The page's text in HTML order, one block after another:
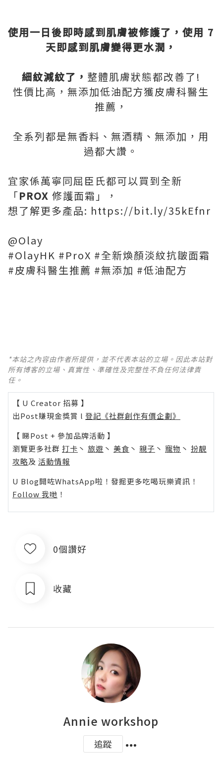
使用一日後即時感到肌膚被修護了，使用 7
天即感到肌膚變得更水潤，
細紋減紋了， 整體肌膚狀態都改善了!
性價比高，無添加低油配方獲皮膚科醫生
推薦，
全系列都是無香料、無酒精、無添加，用
過都大讚。
宜家係萬寧同屈臣氏都可以買到全新
「PROX 修護面霜」，
想了解更多產品: https://bit.ly/35kEfnr
@Olay
#OlayHK #ProX #全新煥顏淡紋抗皺面霜
#皮膚科醫生推薦 #無添加 #低油配方
*本站之內容由作者所提供，並不代表本站的立場。因此本站對
所有博客的立場、真實性、準確性及完整性不負任何法律責
任。
【 U Creator 招募 】
出Post賺現金獎賞 l 登記《社群創作有價企劃》
【 睇Post + 參加品牌活動 】
瀏覽更多社群 打卡 丶 旅遊 丶 美食 丶 親子 丶 寵物 丶 扮靚
攻略及 活動情報
U Blog開咗WhatsApp啦！發掘更多吃喝玩樂資訊！
Follow 我哋 ！
0個讚好
收藏
Annie workshop
追蹤